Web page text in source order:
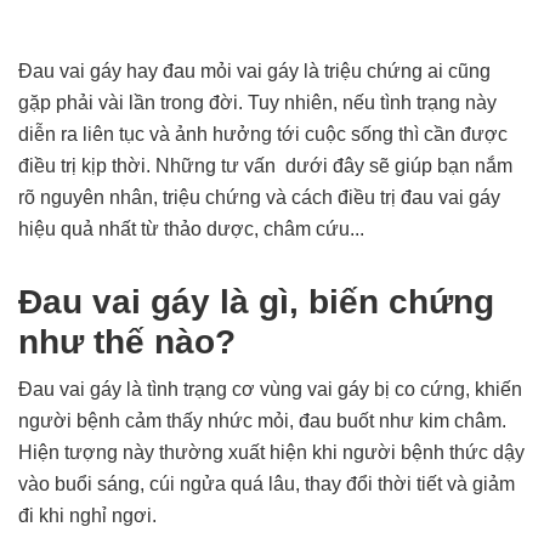
Đau vai gáy hay đau mỏi vai gáy là triệu chứng ai cũng
gặp phải vài lần trong đời. Tuy nhiên, nếu tình trạng này
diễn ra liên tục và ảnh hưởng tới cuộc sống thì cần được
điều trị kịp thời. Những tư vấn dưới đây sẽ giúp bạn nắm
rõ nguyên nhân, triệu chứng và cách điều trị đau vai gáy
hiệu quả nhất từ thảo dược, châm cứu...
Đau vai gáy là gì, biến chứng
như thế nào?
Đau vai gáy là tình trạng cơ vùng vai gáy bị co cứng, khiến
người bệnh cảm thấy nhức mỏi, đau buốt như kim châm.
Hiện tượng này thường xuất hiện khi người bệnh thức dậy
vào buổi sáng, cúi ngửa quá lâu, thay đổi thời tiết và giảm
đi khi nghỉ ngơi.